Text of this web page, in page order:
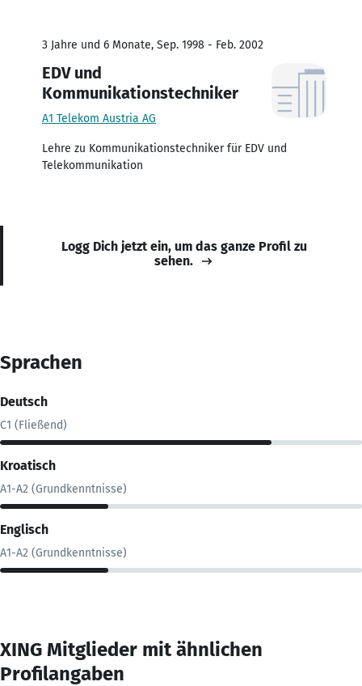
3 Jahre und 6 Monate, Sep. 1998 - Feb. 2002
EDV und
Kommunikationstechniker
A1 Telekom Austria AG
Lehre zu Kommunikationstechniker für EDV und
Telekommunikation
Logg Dich jetzt ein, um das ganze Profil zu
sehen.
Sprachen
Deutsch
C1 (Fließend)
Kroatisch
A1-A2 (Grundkenntnisse)
Englisch
A1-A2 (Grundkenntnisse)
XING Mitglieder mit ähnlichen
Profilangaben